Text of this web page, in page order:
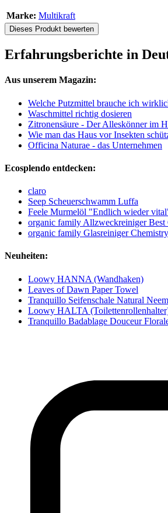
Marke: Multikraft
Dieses Produkt bewerten
Erfahrungsberichte in
Aus unserem Magazin:
Welche Putzmittel brauche ich
Waschmittel richtig dosieren
Zitronensäure - Der Alleskönner im
Wie man das Haus vor Insekten
Officina Naturae - das Unternehmen
Ecosplendo entdecken:
claro
Seep Scheuerschwamm Luffa
Feele Murmelöl "Endlich wieder
organic family Allzweckreiniger Best
organic family Glasreiniger
Neuheiten:
Loowy HANNA (Wandhaken)
Leaves of Dawn Paper Towel
Tranquillo Seifenschale Natural Neem
Loowy HALTA
Tranquillo Badablage Douceur